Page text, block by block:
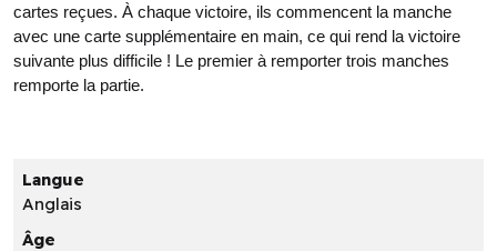
cartes reçues. À chaque victoire, ils commencent la manche
avec une carte supplémentaire en main, ce qui rend la victoire
suivante plus difficile ! Le premier à remporter trois manches
remporte la partie.
Langue
Anglais
Âge